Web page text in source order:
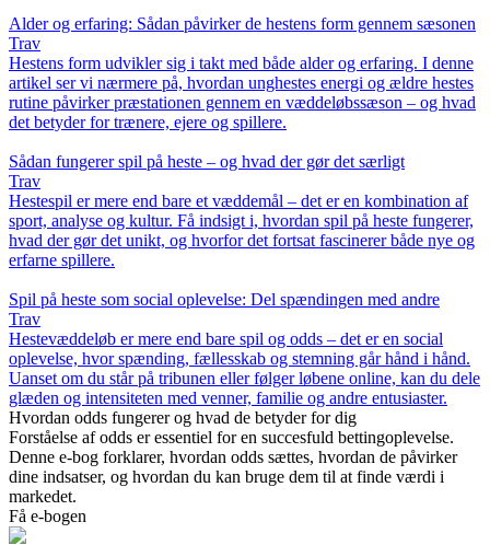
Alder og erfaring: Sådan påvirker de hestens form gennem sæsonen
Trav
Hestens form udvikler sig i takt med både alder og erfaring. I denne
artikel ser vi nærmere på, hvordan unghestes energi og ældre hestes
rutine påvirker præstationen gennem en væddeløbssæson – og hvad
det betyder for trænere, ejere og spillere.
Sådan fungerer spil på heste – og hvad der gør det særligt
Trav
Hestespil er mere end bare et væddemål – det er en kombination af
sport, analyse og kultur. Få indsigt i, hvordan spil på heste fungerer,
hvad der gør det unikt, og hvorfor det fortsat fascinerer både nye og
erfarne spillere.
Spil på heste som social oplevelse: Del spændingen med andre
Trav
Hestevæddeløb er mere end bare spil og odds – det er en social
oplevelse, hvor spænding, fællesskab og stemning går hånd i hånd.
Uanset om du står på tribunen eller følger løbene online, kan du dele
glæden og intensiteten med venner, familie og andre entusiaster.
Hvordan odds fungerer og hvad de betyder for dig
Forståelse af odds er essentiel for en succesfuld bettingoplevelse.
Denne e-bog forklarer, hvordan odds sættes, hvordan de påvirker
dine indsatser, og hvordan du kan bruge dem til at finde værdi i
markedet.
Få e-bogen